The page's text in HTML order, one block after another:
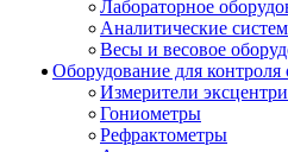
Лабораторное
Аналитические
Весы и весовое
Оборудование для контроля
Измерители
Гониометры
Рефрактометры